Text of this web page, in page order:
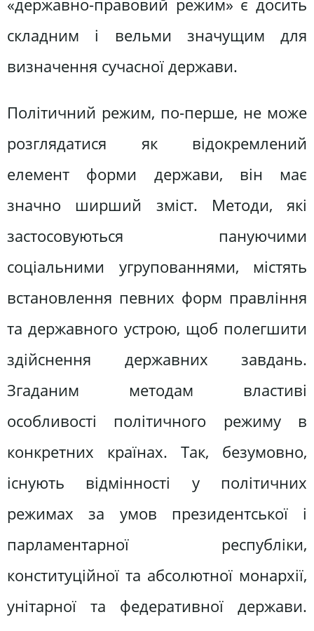
«державно-правовий режим» є досить
складним і вельми значущим для
визначення сучасної держави.
Політичний режим, по-перше, не може
розглядатися як відокремлений
елемент форми держави, він має
значно ширший зміст. Методи, які
застосовуються пануючими
соціальними угрупованнями, містять
встановлення певних форм правління
та державного устрою, щоб полегшити
здійснення державних завдань.
Згаданим методам властиві
особливості політичного режиму в
конкретних країнах. Так, безумовно,
існують відмінності у політичних
режимах за умов президентської і
парламентарної республіки,
конституційної та абсолютної монархії,
унітарної та федеративної держави.